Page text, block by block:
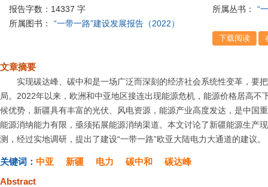
报告字数：14337 字
所属丛书：
“
所属图书：
“一带一路”建设发展报告（2022）
文章摘要
实现碳达峰、碳中和是一场广泛而深刻的经济社会系统性变革，要
局。2022年以来，欧洲和中亚地区接连出现能源危机，能源价格居高不
候优势，新疆具有丰富的光伏、风电资源，能源产业高度发达，是中国
能源消纳能力有限，亟须拓展能源消纳渠道。本文讨论了新疆能源生产
测，经过实地调研，提出了建设“一带一路”欧亚大陆电力大通道的建议。
关键词： 中亚 新疆 电力 碳中和
碳达峰
Abstract